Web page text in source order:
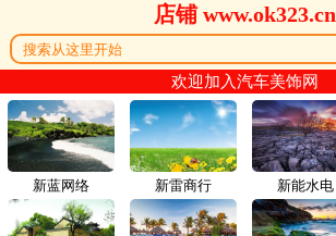
店铺 www.ok323.cn
欢迎加入汽车美饰网
新蓝网络 新雷商行 新能水电